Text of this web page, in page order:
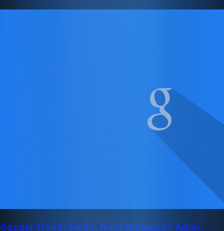
Google Trends Nedir, Nasıl Kullanılır? Adım